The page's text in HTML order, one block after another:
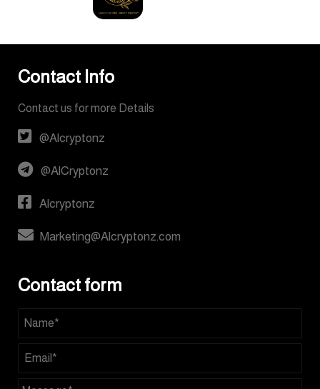
Contact Info
Contact us for more Details
@Alcryptonz
@AlCryptonz
Alcryptonz
Marketing@Alcryptonz.com
Contact form